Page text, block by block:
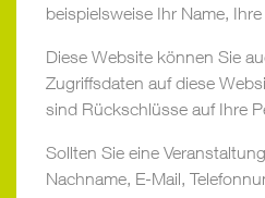
beispielsweise Ihr Name,
Diese Website können Sie
Zugriffsdaten auf diese
sind Rückschlüsse auf Ihre
Sollten Sie eine
Nachname, E-Mail,